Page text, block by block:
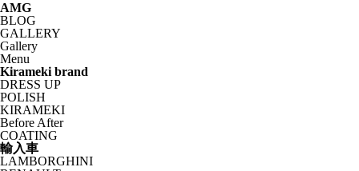
AMG
BLOG
GALLERY
Gallery
Menu
Kirameki brand
DRESS UP
POLISH
KIRAMEKI
Before After
COATING
輸入車
LAMBORGHINI